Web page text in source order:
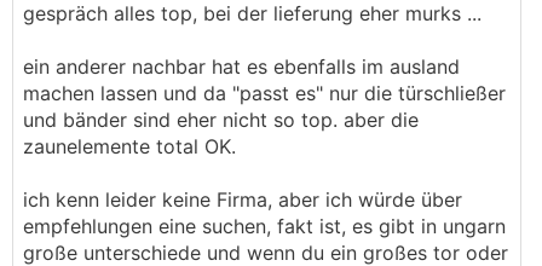
gespräch alles top, bei der lieferung eher murks ...
ein anderer nachbar hat es ebenfalls im ausland
machen lassen und da "passt es" nur die türschließer
und bänder sind eher nicht so top. aber die
zaunelemente total OK.
ich kenn leider keine Firma, aber ich würde über
empfehlungen eine suchen, fakt ist, es gibt in ungarn
große unterschiede und wenn du ein großes tor oder